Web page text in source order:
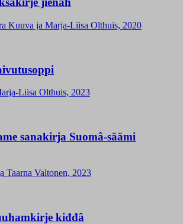
Kuuva ja Marja-Liisa Olthuis, 2020
Liisa Olthuis, 2023
sanakirja Suomâ-säämi
Taarna Valtonen, 2023
kiđđâ